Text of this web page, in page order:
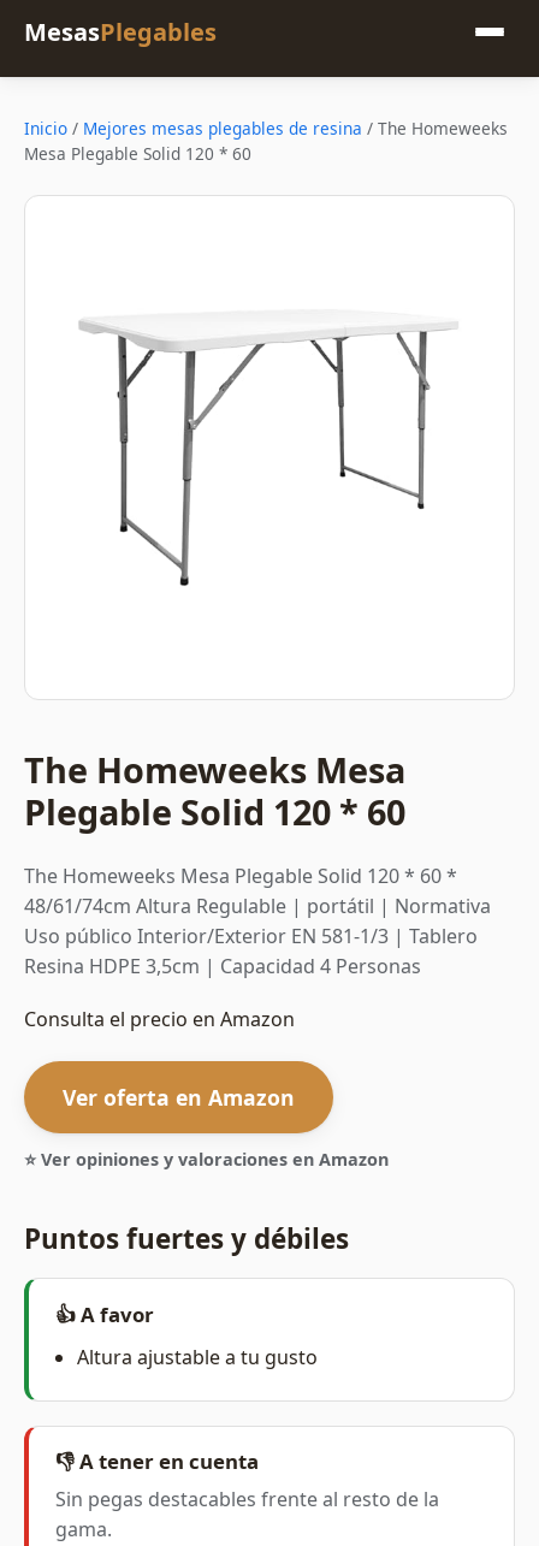
MesasPlegables
Inicio / Mejores mesas plegables de resina / The Homeweeks
Mesa Plegable Solid 120 * 60
The Homeweeks Mesa
Plegable Solid 120 * 60
The Homeweeks Mesa Plegable Solid 120 * 60 *
48/61/74cm Altura Regulable | portátil | Normativa
Uso público Interior/Exterior EN 581-1/3 | Tablero
Resina HDPE 3,5cm | Capacidad 4 Personas
Consulta el precio en Amazon
Ver oferta en Amazon
⭐ Ver opiniones y valoraciones en Amazon
Puntos fuertes y débiles
👍 A favor
Altura ajustable a tu gusto
👎 A tener en cuenta
Sin pegas destacables frente al resto de la
gama.